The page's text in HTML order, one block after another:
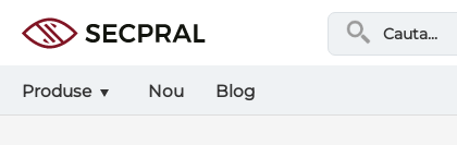
Produse Nou Blog